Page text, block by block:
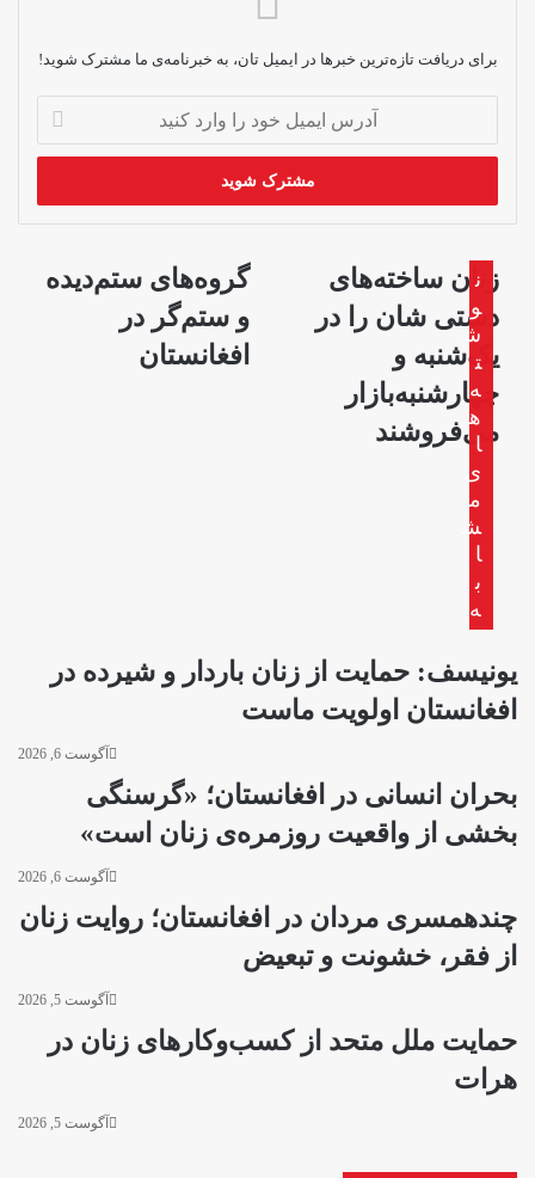
برای دریافت تازه‌ترین خبرها در ایمیل تان، به خبرنامه‌ی ما مشترک شوید!
خود
وارد
گروه‌های
ستم‌دیده
و
ستم‌گر
گروه‌های ستم‌دیده
و ستم‌گر در
افغانستان
زنان
ساخته‌های
دستی
شان
را
در
یک‌شنبه
و
چهارشنبه‌بازار
می‌فروشند
زنان ساخته‌های
دستی شان را در
یک‌شنبه و
چهارشنبه‌بازار
می‌فروشند
ن
و
ش
ت
ه
ه
ا
ی
م
ش
ا
ب
ه
یونیسف: حمایت از زنان باردار و شیرده در
افغانستان اولویت ماست
آگوست 6, 2026
بحران انسانی در افغانستان؛ «گرسنگی
بخشی از واقعیت روزمره‌ی زنان است»
آگوست 6, 2026
چندهمسری مردان در افغانستان؛ روایت زنان
از فقر، خشونت و تبعیض
آگوست 5, 2026
حمایت ملل متحد از کسب‌وکارهای زنان در
هرات
آگوست 5, 2026